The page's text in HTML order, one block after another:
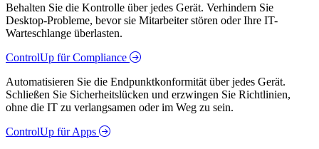
Behalten Sie die Kontrolle über jedes Gerät. Verhindern Sie
Desktop-Probleme, bevor sie Mitarbeiter stören oder Ihre IT-
Warteschlange überlasten.
ControlUp für Compliance
Automatisieren Sie die Endpunktkonformität über jedes Gerät.
Schließen Sie Sicherheitslücken und erzwingen Sie Richtlinien,
ohne die IT zu verlangsamen oder im Weg zu sein.
ControlUp für Apps